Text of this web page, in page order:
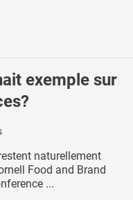
exemple sur
naturellement
Food and Brand
...